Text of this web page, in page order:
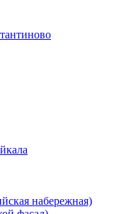
набережная)